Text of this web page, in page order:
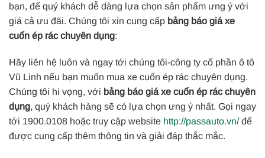
bạn, để quý khách dễ dàng lựa chọn sản phẩm ưng ý với
giá cả ưu đãi. Chúng tôi xin cung cấp bảng báo giá xe
cuốn ép rác chuyên dụng:
Hãy liên hệ luôn và ngay tới chúng tôi-công ty cổ phần ô tô
Vũ Linh nếu bạn muốn mua xe cuốn ép rác chuyên dụng.
Chúng tôi hi vọng, với bảng báo giá xe cuốn ép rác chuyên
dụng, quý khách hàng sẽ có lựa chọn ưng ý nhất. Gọi ngay
tới 1900.0108 hoặc truy cập website http://passauto.vn/để
được cung cấp thêm thông tin và giải đáp thắc mắc.